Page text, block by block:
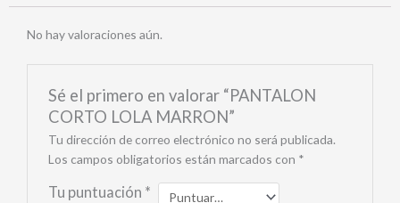
No hay valoraciones aún.
Sé el primero en valorar “PANTALON
CORTO LOLA MARRON”
Tu dirección de correo electrónico no será publicada.
Los campos obligatorios están marcados con *
Tu puntuación *